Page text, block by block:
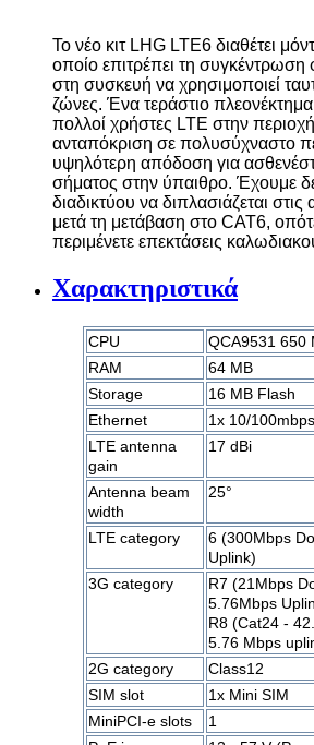
Το νέο κιτ LHG LTE6 διαθέτει
οποίο επιτρέπει τη συγκέντρωση
στη συσκευή να χρησιμοποιεί
ζώνες. Ένα τεράστιο
πολλοί χρήστες LTE στην
ανταπόκριση σε πολυσύχναστο
υψηλότερη απόδοση για
σήματος στην ύπαιθρο. Έχουμε
διαδικτύου να διπλασιάζεται στις
μετά τη μετάβαση στο CAT6,
περιμένετε επεκτάσεις
Χαρακτηριστικά
CPU
QCA9531 650
RAM
64 MB
Storage
16 MB Flash
Ethernet
1x 10/100mbps
LTE antenna
gain
17 dBi
Antenna beam
width
25°
LTE category
6 (300Mbps
Uplink)
3G category
R7 (21Mbps
5.76Mbps
R8 (Cat24 -
5.76 Mbps
2G category
Class12
SIM slot
1x Mini SIM
MiniPCI-e slots
1